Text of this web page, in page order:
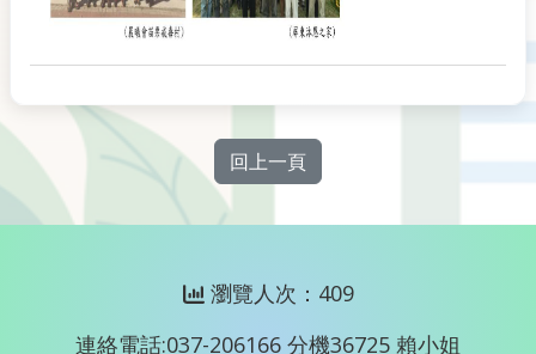
回上一頁
瀏覽人次：409
連絡電話:037-206166 分機36725 賴小姐